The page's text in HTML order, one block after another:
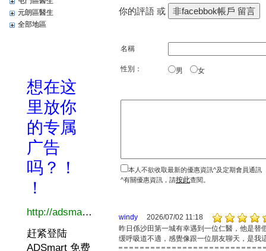
元朗區醫生
全部地區
你的評語 或
名稱
性別： 男 女
本人不欲收取最新的優惠資訊^及定期會員通訊
^有關優惠資訊，請按此查閱。
windy
2026/07/02 11:18
昨日係沙田第一城有幸遇到一位仁醫，他是替
缓呼吸道不適，感覺像跟一位朋友聊天，是我